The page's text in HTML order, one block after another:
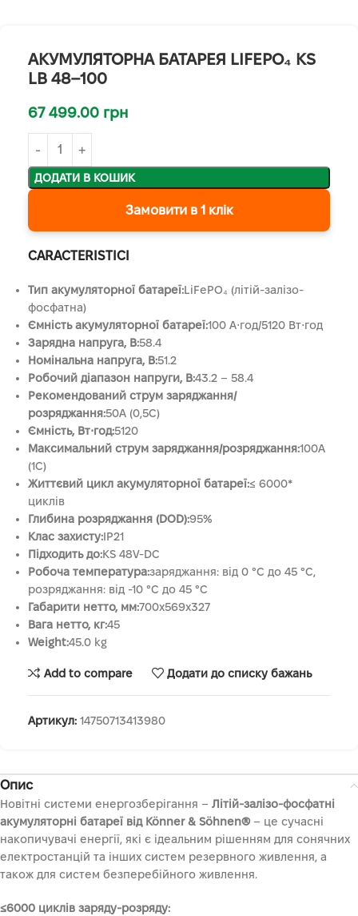
АКУМУЛЯТОРНА БАТАРЕЯ LIFEPO₄ KS
LB 48–100
67 499.00 грн
ДОДАТИ В КОШИК
Замовити в 1 клік
CARACTERISTICI
Тип акумуляторної батареї:LiFePO₄ (літій-залізо-
фосфатна)
Ємність акумуляторної батареї:100 А⋅год/5120 Вт⋅год
Зарядна напруга, В:58.4
Номінальна напруга, В:51.2
Робочий діапазон напруги, В:43.2 – 58.4
Рекомендований струм заряджання/
розряджання:50A (0,5C)
Ємність, Вт⋅год:5120
Максимальний струм заряджання/розряджання:100A
(1C)
Життєвий цикл акумуляторної батареї:≤ 6000*
циклів
Глибина розряджання (DOD):95%
Клас захисту:IP21
Підходить до:KS 48V-DC
Робоча температура:заряджання: від 0 °C до 45 °C,
розряджання: від -10 °C до 45 °C
Габарити нетто, мм:700x569x327
Вага нетто, кг:45
Weight:45.0 kg
Add to compare Додати до списку бажань
Артикул: 14750713413980
Опис
Новітні системи енергозберігання – Літій-залізо-фосфатні
акумуляторні батареї від Könner & Söhnen® – це сучасні
накопичувачі енергії, які є ідеальним рішенням для сонячних
електростанцій та інших систем резервного живлення, а
також для систем безперебійного живлення.
≤6000 циклів заряду-розряду: